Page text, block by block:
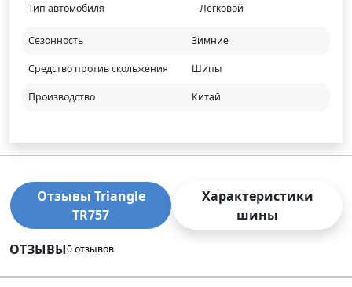
Тип автомобиля Легковой
Сезонность Зимние
Средство против скольжения Шипы
Производство Китай
Отзывы Triangle
TR757
Характеристики
шины
ОТЗЫВЫ0 отзывов